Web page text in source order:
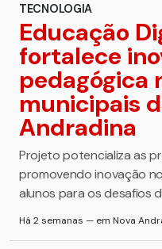
TECNOLOGIA
Educação
fortalece
pedagógica
municipais
Andradina
Projeto potencializa as
promovendo inovação
alunos para os desafios
Há 2 semanas — em Nova